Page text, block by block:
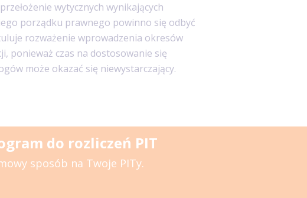
wytycznych wynikających
porządku prawnego powinno się odbyć
rozważenie wprowadzenia okresów
ponieważ czas na dostosowanie się
może okazać się niewystarczający.
do rozliczeń PIT
sposób na Twoje PITy.